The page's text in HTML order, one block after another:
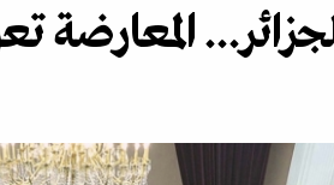
المعارضة